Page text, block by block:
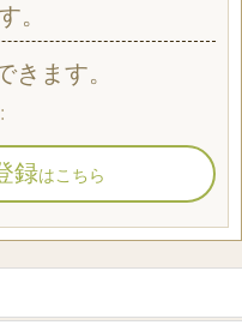
。
ます。
録はこちら